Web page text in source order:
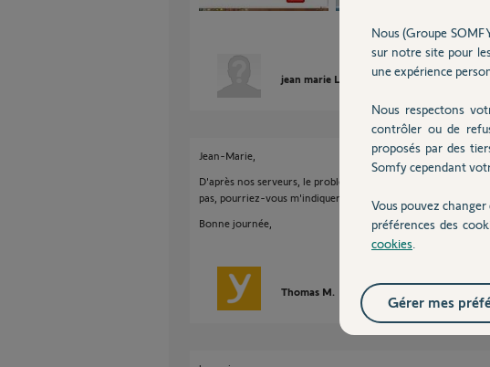
jean marie L. il y a presque 8 ans
Jean-Marie,
D'après nos serveurs, le problème vient de l'ouverture du
pas, pourriez-vous m'indiquer le modèle de votre Freebox ?
Bonne journée,
Thomas M. il y a presque 8 ans
Nous (Groupe
sur notre site pour
une expérience
Nous respectons
contrôler ou de
proposés par des
Somfy cependant
Vous pouvez
préférences des
cookies
Gérer mes